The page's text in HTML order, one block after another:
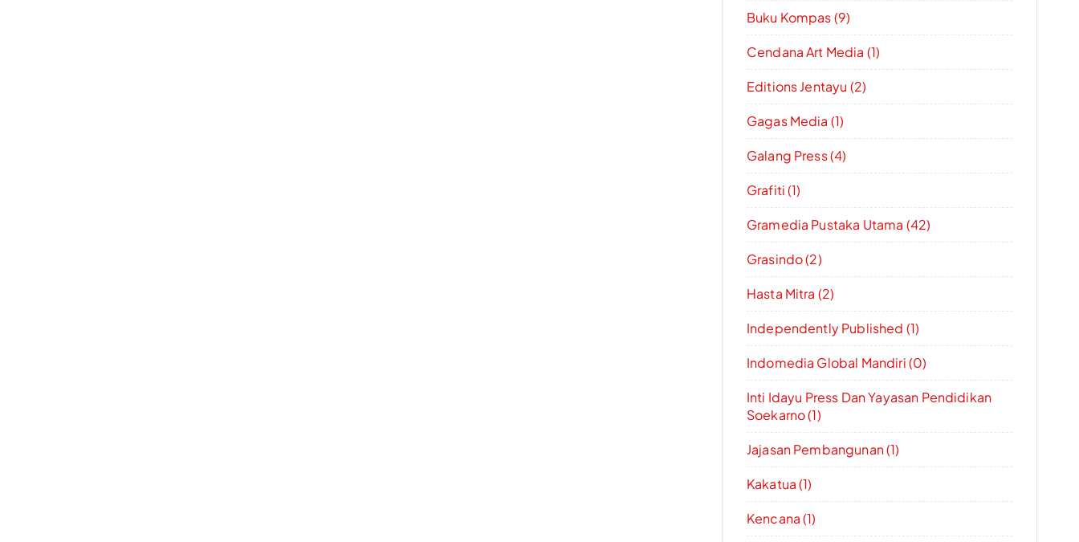
Buku Kompas (9)
Cendana Art Media (1)
Editions Jentayu (2)
Gagas Media (1)
Galang Press (4)
Grafiti (1)
Gramedia Pustaka Utama (42)
Grasindo (2)
Hasta Mitra (2)
Independently Published (1)
Indomedia Global Mandiri (0)
Inti Idayu Press Dan Yayasan Pendidikan
Soekarno (1)
Jajasan Pembangunan (1)
Kakatua (1)
Kencana (1)